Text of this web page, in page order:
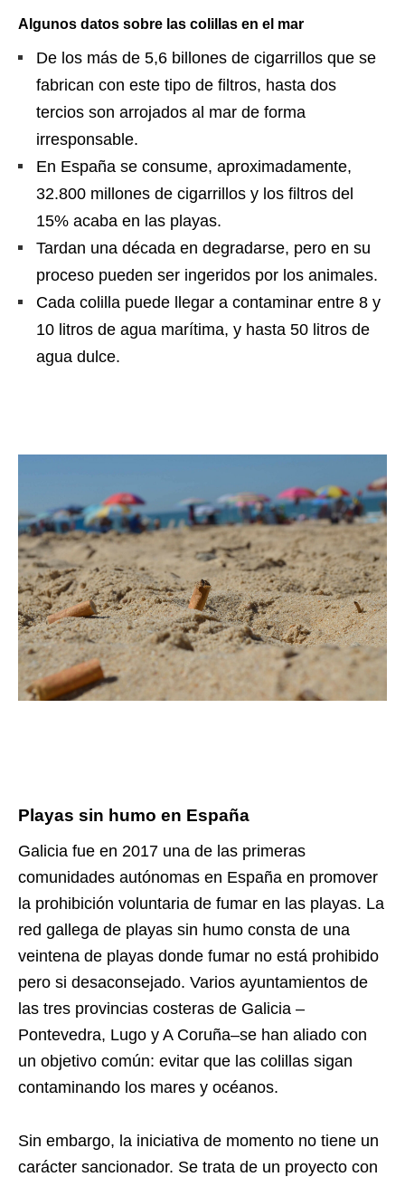
Algunos datos sobre las colillas en el mar
De los más de 5,6 billones de cigarrillos que se
fabrican con este tipo de filtros, hasta dos
tercios son arrojados al mar de forma
irresponsable.
En España se consume, aproximadamente,
32.800 millones de cigarrillos y los filtros del
15% acaba en las playas.
Tardan una década en degradarse, pero en su
proceso pueden ser ingeridos por los animales.
Cada colilla puede llegar a contaminar entre 8 y
10 litros de agua marítima, y hasta 50 litros de
agua dulce.
Playas sin humo en España
Galicia fue en 2017 una de las primeras
comunidades autónomas en España en promover
la prohibición voluntaria de fumar en las playas. La
red gallega de playas sin humo consta de una
veintena de playas donde fumar no está prohibido
pero si desaconsejado. Varios ayuntamientos de
las tres provincias costeras de Galicia –
Pontevedra, Lugo y A Coruña–se han aliado con
un objetivo común: evitar que las colillas sigan
contaminando los mares y océanos.
Sin embargo, la iniciativa de momento no tiene un
carácter sancionador. Se trata de un proyecto con